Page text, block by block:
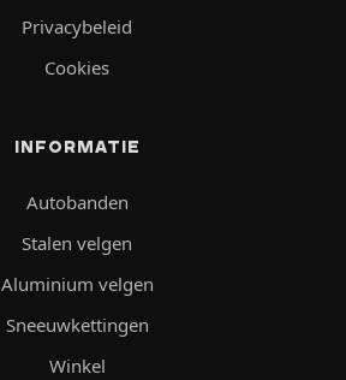
Privacybeleid
Cookies
INFORMATIE
Autobanden
Stalen velgen
Aluminium velgen
Sneeuwkettingen
Winkel